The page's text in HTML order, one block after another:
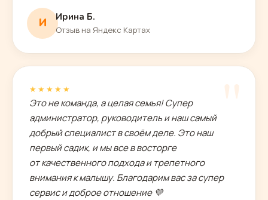
И Ирина Б.
Отзыв на Яндекс Картах
"
★★★★★
Это не команда, а целая семья! Супер
администратор, руководитель и наш самый
добрый специалист в своём деле. Это наш
первый садик, и мы все в восторге
от качественного подхода и трепетного
внимания к малышу. Благодарим вас за супер
сервис и доброе отношение 💜